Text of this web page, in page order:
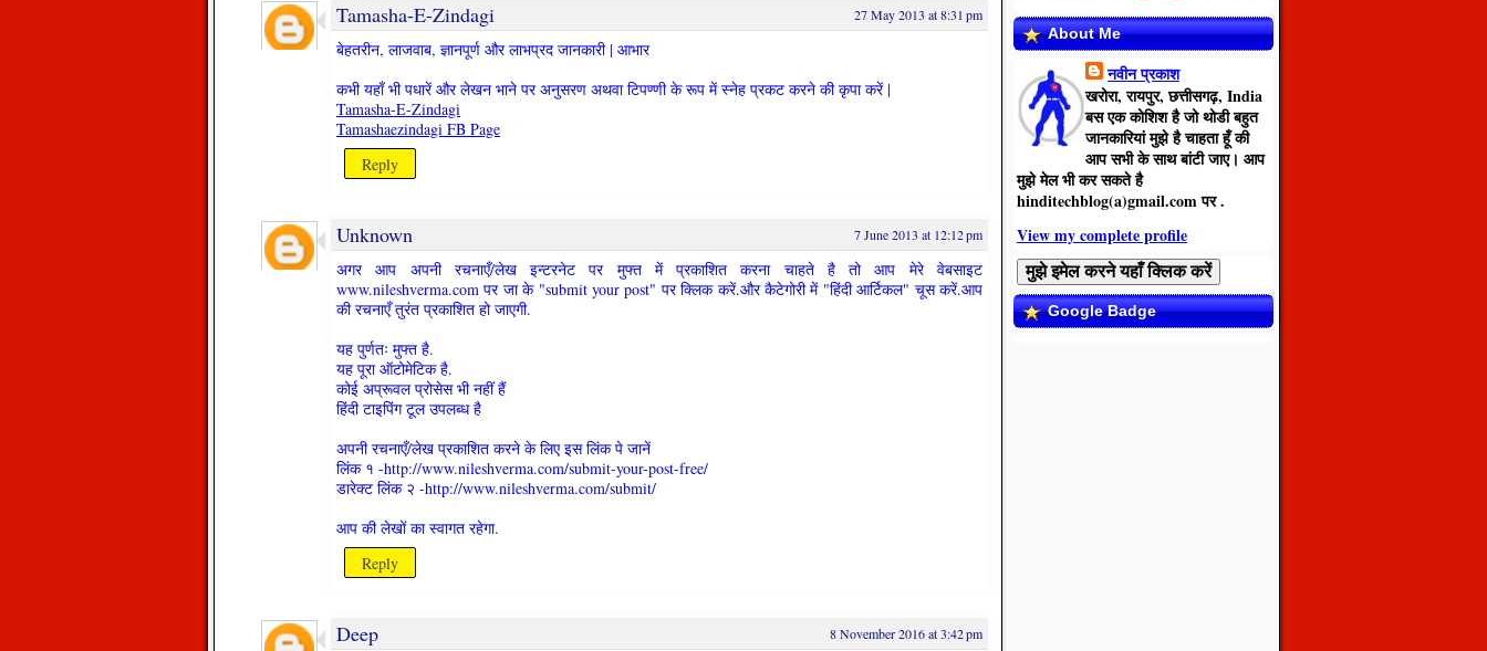
Tamasha-E-Zindagi 27 May 2013 at 8:31 pm
बेहतरीन, लाजवाब, ज्ञानपूर्ण और लाभप्रद जानकारी | आभार
कभी यहाँ भी पधारें और लेखन भाने पर अनुसरण अथवा टिपण्णी के रूप में स्नेह प्रकट करने की कृपा करें |
Tamasha-E-Zindagi
Tamashaezindagi FB Page
Reply
Unknown 7 June 2013 at 12:12 pm
अगर आप अपनी रचनाएँ/लेख इन्टरनेट पर मुफ्त में प्रकाशित करना चाहते है तो आप मेरे वेबसाइट
www.nileshverma.com पर जा के "submit your post" पर क्लिक करें.और कैटेगोरी में "हिंदी आर्टिकल" चूस करें.आप
की रचनाएँ तुरंत प्रकाशित हो जाएगी.
यह पुर्णतः मुफ्त है.
यह पूरा ऑटोमेटिक है.
कोई अप्रूवल प्रोसेस भी नहीं हैं
हिंदी टाइपिंग टूल उपलब्ध है
अपनी रचनाएँ/लेख प्रकाशित करने के लिए इस लिंक पे जानें
लिंक १ -http://www.nileshverma.com/submit-your-post-free/
डारेक्ट लिंक २ -http://www.nileshverma.com/submit/
आप की लेखों का स्वागत रहेगा.
Reply
Deep 8 November 2016 at 3:42 pm
About Me
नवीन प्रकाश
खरोरा, रायपुर, छत्तीसगढ़, India
बस एक कोशिश है जो थोडी बहुत
जानकारियां मुझे है चाहता हूँ की
आप सभी के साथ बांटी जाए। आप
मुझे मेल भी कर सकते है
hinditechblog(a)gmail.comपर .
View my complete profile
Google Badge